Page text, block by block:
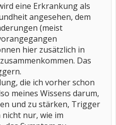
eine Erkrankung als
angesehen, dem
(meist
hier zusätzlich in
Das
die ich vorher schon
meines Wissens darum,
und zu stärken, Trigger
nur, wie im